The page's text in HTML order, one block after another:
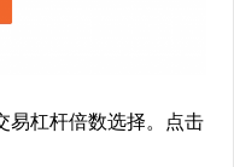
易杠杆倍数选择。点击